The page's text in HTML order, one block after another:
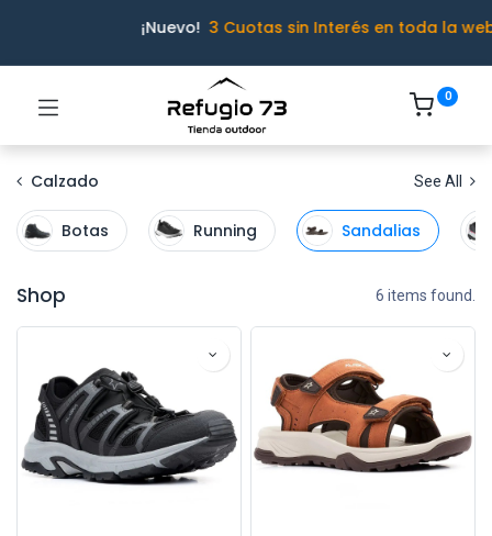
¡Nuevo! 3 Cuotas sin Interés en toda la
0
Calzado See All
Botas Running Sandalias
Shop 6 items found.
Ivo · Refugio 73
● En línea